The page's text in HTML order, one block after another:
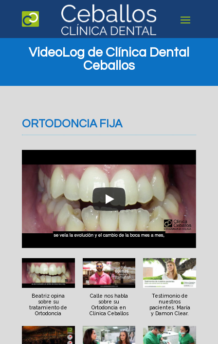
VideoLogde Clínica Dental
Ceballos
ORTODONCIA FIJA
Beatriz opina
sobre su
tratamiento de
Ortodoncia
Calle nos habla
sobre su
Ortodoncia en
Clínica Ceballos
Testimonio de
nuestros
pacientes. María
y Damon Clear.